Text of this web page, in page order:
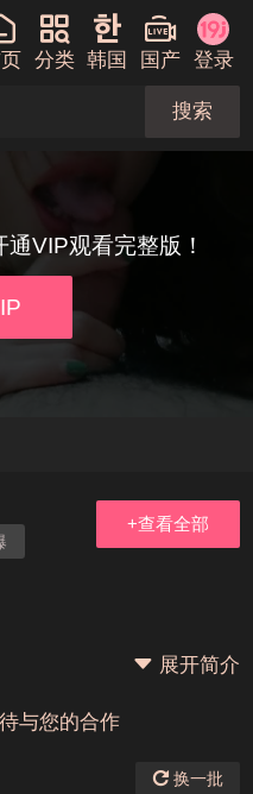
分类 韩国 国产 登录
搜索
VIP观看完整版！
+查看全部
展开简介
发展历程)
与您的合作
换一批